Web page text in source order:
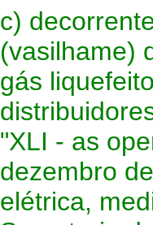
c)
(vasilhame)
gás
"XLI - as
dezembro
elétrica,